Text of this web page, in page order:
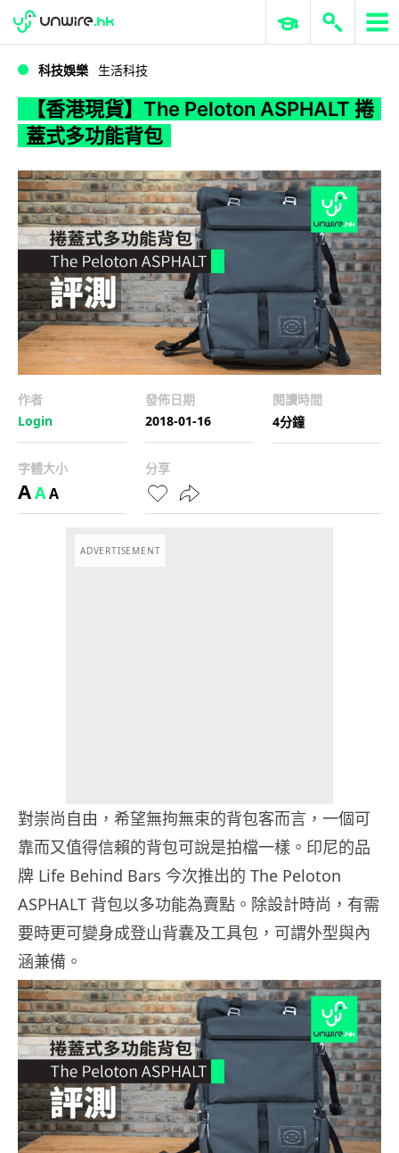
WWDC 2026 ERP 與商業 AI
科技娛樂 生活科技
【香港現貨】The Peloton ASPHALT 捲
蓋式多功能背包
作者
Login
發佈日期
2018-01-16
閱讀時間
4分鐘
字體大小
AAA
分享
ADVERTISEMENT
對崇尚自由，希望無拘無束的背包客而言，一個可
靠而又值得信賴的背包可說是拍檔一樣。印尼的品
牌 Life Behind Bars 今次推出的 The Peloton
ASPHALT 背包以多功能為賣點。除設計時尚，有需
要時更可變身成登山背囊及工具包，可謂外型與內
涵兼備。